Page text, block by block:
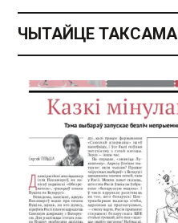
ЧЫТАЙЦЕ ТАКСАМА